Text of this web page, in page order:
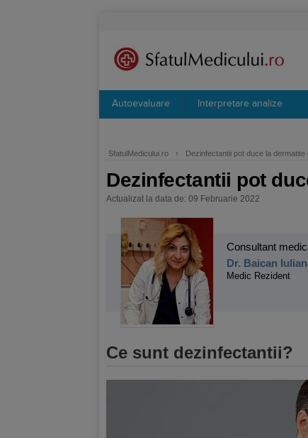
Autoevaluare Interpretare analize
SfatulMedicului.ro › Dezinfectantii pot duce la
Dezinfectantii pot
Actualizat la data de: 09 Februarie 2022
Consultant
Dr. Baican
Medic Rezident
Ce sunt dezinfectantii?